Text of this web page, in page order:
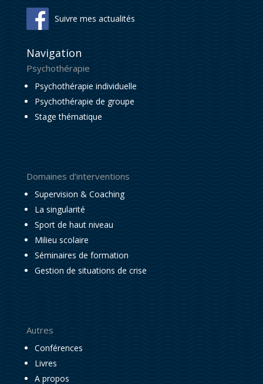
Suivre mes actualités
Navigation
Psychothérapie
Psychothérapie individuelle
Psychothérapie de groupe
Stage thématique
Domaines d’interventions
Supervision & Coaching
La singularité
Sport de haut niveau
Milieu scolaire
Séminaires de formation
Gestion de situations de crise
Autres
Conférences
Livres
A propos